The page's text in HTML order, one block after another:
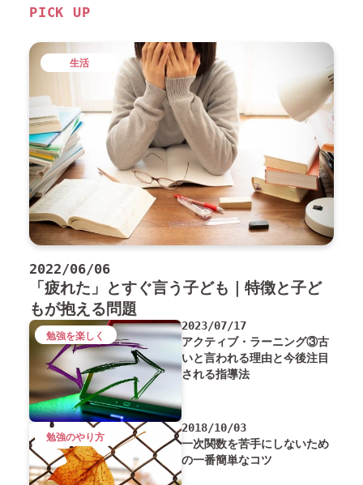
PICK UP
2022/06/06
「疲れた」とすぐ言う子ども｜特徴と子ど
もが抱える問題
生活
2023/07/17
アクティブ・ラーニング③古
いと言われる理由と今後注目
される指導法
勉強を楽しく
2018/10/03
一次関数を苦手にしないため
の一番簡単なコツ
勉強のやり方